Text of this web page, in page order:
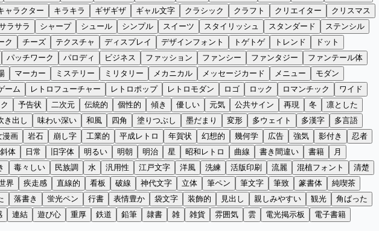
ャラクター キラキラ ギザギザ ギャル文字 クラシック クラフト クリエイター
クリスマス
ラサラ シャープ シュール シンプル スイーツ スタイリッシュ スタンダード
ステンシル
ク チーズ テクスチャ ディスプレイ デザインフォント トゲトゲ トレンド
ドット
パッチワーク パロディ ビジネス ファッション ファンシー ファンタジー
ファンテール体
マーカー ミステリー ミリタリー メカニカル メッセージカード メニュー
モダン
ーム レトロフューチャー レトロポップ レトロモダン ロゴ ロック ロマンチック
ワイド
予告状 二次元 伝統的 個性的 傾き 優しい 元気 公共サイン 再現 冬
凛とした
き出し 味わい深い 和風 四角 塗りつぶし 墨だまり 変形 多ウェイト 多漢字
多言語
漫画 岩石 崩し字 工業的 平成レトロ 年賀状 幻想的 幾何学 広告 強気 影付き
忍者
斜体 日常 旧字体 明るい 明朝 明治 星 昭和レトロ 曲線 書き間違い 書籍
月
毒々しい 民族調 水 汎用性 江戸文字 洋風 洗練 活版印刷 流麗 混植フォント
清楚
界 疾走感 直線的 看板 破線 神代文字 立体 筆ペン 筆文字 筆致 篆書体
純喫茶
落書き 蛍光ペン 行書 表情豊か 袋文字 装飾的 見出し 親しみやすい 観光
角ばった
連結 遊び心 重厚 鉄道 鉛筆 隷書 雑 雑貨 雰囲気 雲 電光掲示板
電子書籍